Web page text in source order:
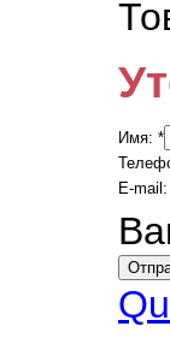
Имя: *
E-mail: